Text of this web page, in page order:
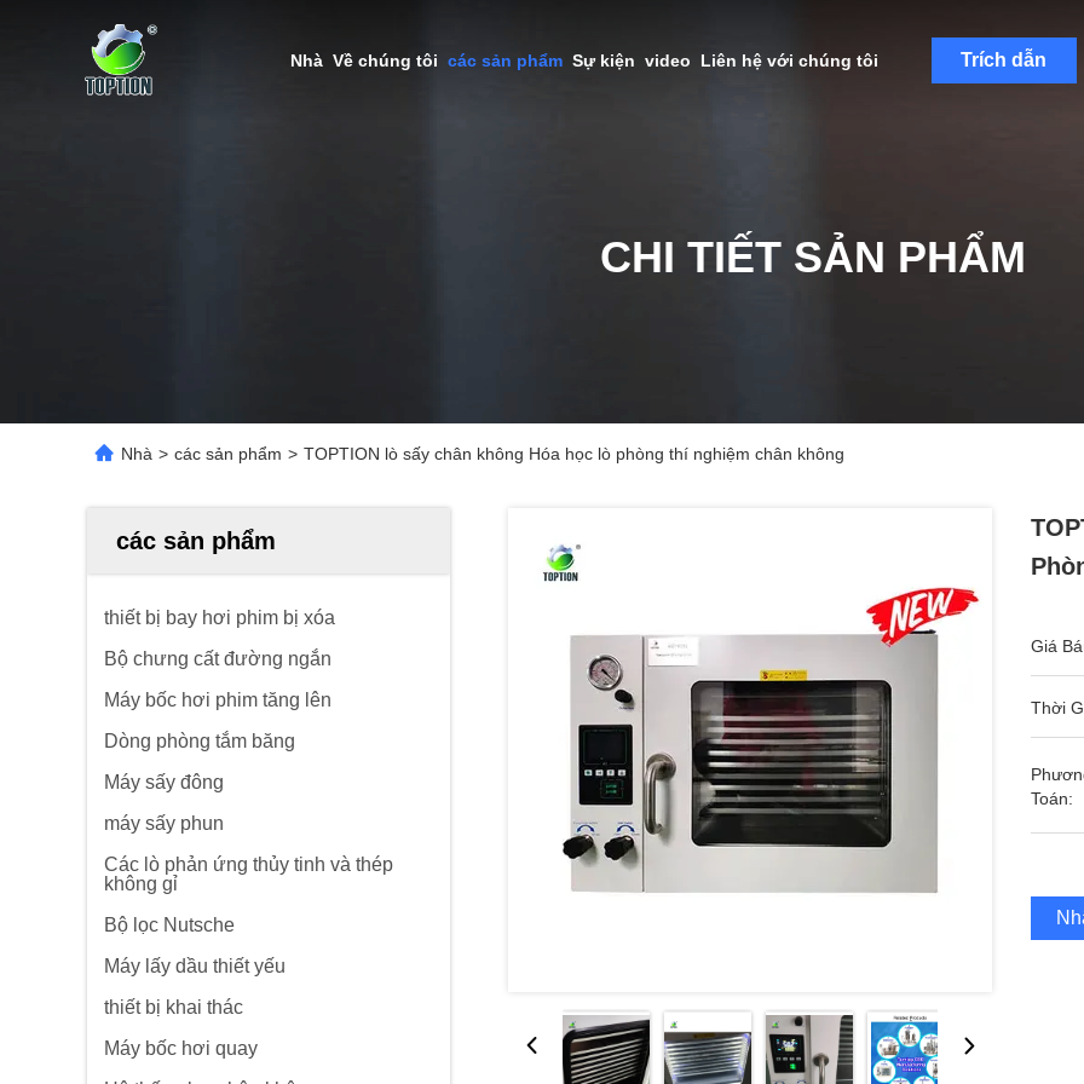
Nhà Về chúng tôi các sản phẩm Sự kiện video Liên hệ với chúng tôi Trích dẫn
CHI TIẾT SẢN PHẨM
Nhà > các sản phẩm > TOPTION lò sấy chân không Hóa học lò phòng thí nghiệm chân không
các sản phẩm
thiết bị bay hơi phim bị xóa
Bộ chưng cất đường ngắn
Máy bốc hơi phim tăng lên
Dòng phòng tắm băng
Máy sấy đông
máy sấy phun
Các lò phản ứng thủy tinh và thép
không gỉ
Bộ lọc Nutsche
Máy lấy dầu thiết yếu
thiết bị khai thác
Máy bốc hơi quay
Giá
Thời
Toán: